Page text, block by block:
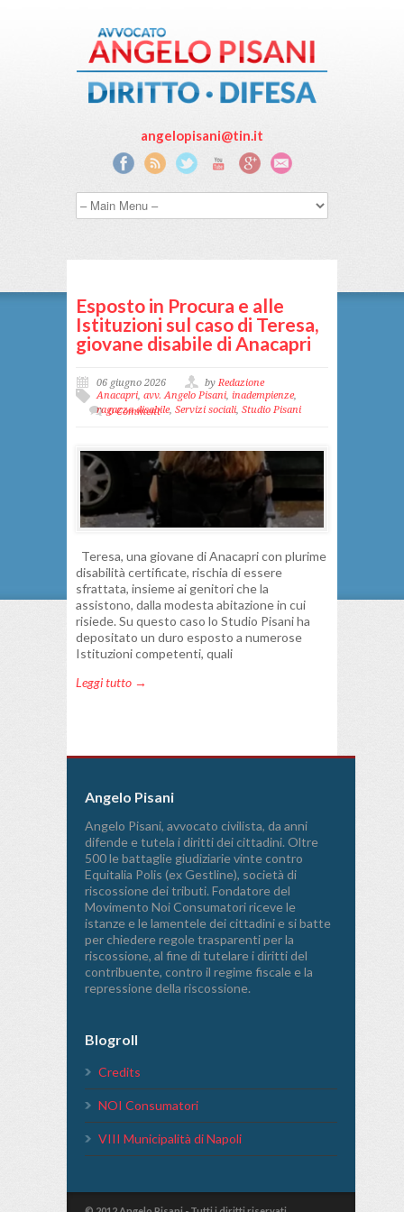
angelopisani@tin.it
Esposto in Procura e alle
Istituzioni sul caso di Teresa,
giovane disabile di Anacapri
06 giugno 2026 byRedazione
Anacapri, avv. Angelo Pisani, inadempienze,
ragazza disabile, Servizi sociali, Studio Pisani
0 Comment
Teresa, una giovane di Anacapri con plurime
disabilità certificate, rischia di essere
sfrattata, insieme ai genitori che la
assistono, dalla modesta abitazione in cui
risiede. Su questo caso lo Studio Pisani ha
depositato un duro esposto a numerose
Istituzioni competenti, quali
Leggi tutto →
Angelo Pisani
Angelo Pisani, avvocato civilista, da anni
difende e tutela i diritti dei cittadini. Oltre
500 le battaglie giudiziarie vinte contro
Equitalia Polis (ex Gestline), società di
riscossione dei tributi. Fondatore del
Movimento Noi Consumatori riceve le
istanze e le lamentele dei cittadini e si batte
per chiedere regole trasparenti per la
riscossione, al fine di tutelare i diritti del
contribuente, contro il regime fiscale e la
repressione della riscossione.
Blogroll
Credits
NOI Consumatori
VIII Municipalità di Napoli